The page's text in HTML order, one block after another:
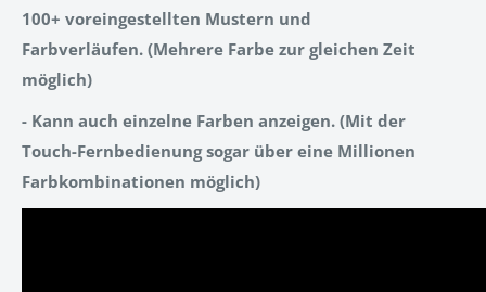
100+ voreingestellten Mustern und
Farbverläufen. (Mehrere Farbe zur gleichen Zeit
möglich)
- Kann auch einzelne Farben anzeigen. (Mit der
Touch-Fernbedienung sogar über eine Millionen
Farbkombinationen möglich)